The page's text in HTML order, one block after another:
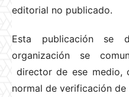
editorial no publicado.
Esta publicación se
organización se
director de ese medio,
normal de verificación